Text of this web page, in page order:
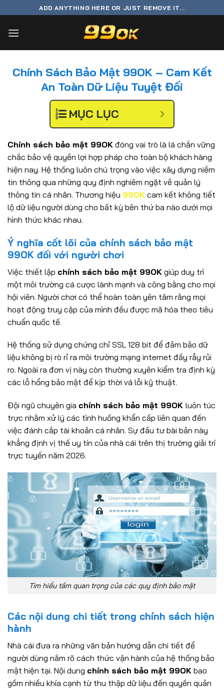
qua
nội
ADD ANYTHING HERE OR JUST REMOVE IT...
Chính Sách Bảo Mật 99OK – Cam Kết
An Toàn Dữ Liệu Tuyệt Đối
MỤC LỤC
Chính sách bảo mật 99OK đóng vai trò là lá chắn vững
chắc bảo vệ quyền lợi hợp pháp cho toàn bộ khách hàng
hiện nay. Hệ thống luôn chú trọng vào việc xây dựng niềm
tin thông qua những quy định nghiêm ngặt về quản lý
thông tin cá nhân. Thương hiệu 99OK cam kết không tiết
lộ dữ liệu người dùng cho bất kỳ bên thứ ba nào dưới mọi
hình thức khác nhau.
Ý nghĩa cốt lõi của chính sách bảo mật
99OK đối với người chơi
Việc thiết lập chính sách bảo mật 99OK giúp duy trì
một môi trường cá cược lành mạnh và công bằng cho mọi
hội viên. Người chơi có thể hoàn toàn yên tâm rằng mọi
hoạt động truy cập của mình đều được mã hóa theo tiêu
chuẩn quốc tế.
Hệ thống sử dụng chứng chỉ SSL 128 bit để đảm bảo dữ
liệu không bị rò rỉ ra môi trường mạng internet đầy rẫy rủi
ro. Ngoài ra đơn vị này còn thường xuyên kiểm tra định kỳ
các lỗ hổng bảo mật để kịp thời vá lỗi kỹ thuật.
Đội ngũ chuyên gia chính sách bảo mật 99OK luôn túc
trực nhằm xử lý các tình huống khẩn cấp liên quan đến
việc đánh cắp tài khoản cá nhân. Sự đầu tư bài bản này
khẳng định vị thế uy tín của nhà cái trên thị trường giải trí
trực tuyến năm 2026.
Tìm hiểu tầm quan trọng của các quy định bảo mật
Các nội dung chi tiết trong chính sách hiện
hành
Nhà cái đưa ra những văn bản hướng dẫn chi tiết để
người dùng nắm rõ cách thức vận hành của hệ thống bảo
mật hiện tại. Nội dung chính sách bảo mật 99OK bao
gồm nhiều khía cạnh từ thu thập dữ liệu đến quyền quản